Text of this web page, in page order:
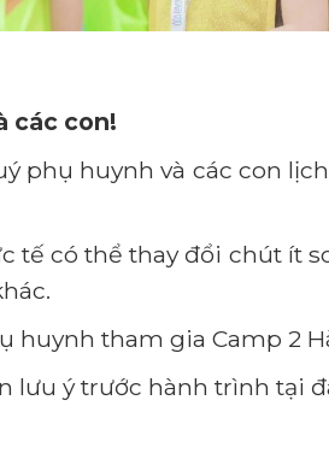
các con!
phụ huynh và các con
tế có thể thay đổi chút ít
huynh tham gia Camp 2
lưu ý trước hành trình tại